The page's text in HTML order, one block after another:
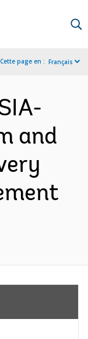
Cette page en : Français
and